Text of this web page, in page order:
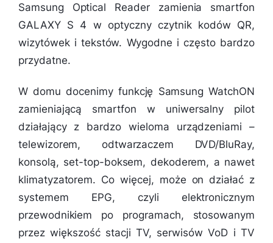
Samsung Optical Reader zamienia smartfon
GALAXY S 4 w optyczny czytnik kodów QR,
wizytówek i tekstów. Wygodne i często bardzo
przydatne.
W domu docenimy funkcję Samsung WatchON
zamieniającą smartfon w uniwersalny pilot
działający z bardzo wieloma urządzeniami –
telewizorem, odtwarzaczem DVD/BluRay,
konsolą, set-top-boksem, dekoderem, a nawet
klimatyzatorem. Co więcej, może on działać z
systemem EPG, czyli elektronicznym
przewodnikiem po programach, stosowanym
przez większość stacji TV, serwisów VoD i TV